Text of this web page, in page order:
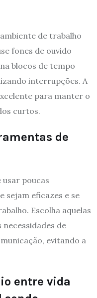
de trabalho
fones de ouvido
blocos de tempo
interrupções. A
para manter o
curtos.
de
usar poucas
sejam eficazes e se
Escolha aquelas
de
evitando a
entre vida